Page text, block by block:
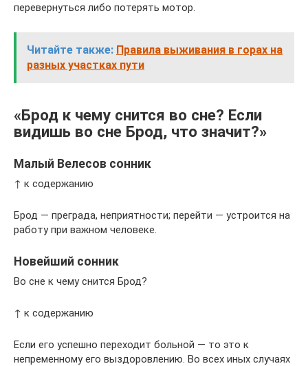
перевернуться либо потерять мотор.
Читайте также: Правила выживания в горах на
разных участках пути
«Брод к чему снится во сне? Если
видишь во сне Брод, что значит?»
Малый Велесов сонник
↑ к содержанию
Брод — преграда, неприятности; перейти — устроится на
работу при важном человеке.
Новейший сонник
Во сне к чему снится Брод?
↑ к содержанию
Если его успешно переходит больной — то это к
непременному его выздоровлению. Во всех иных случаях